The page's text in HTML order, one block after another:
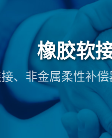
橡胶软
、非金属柔性补